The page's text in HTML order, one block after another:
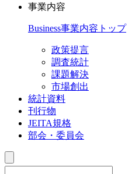
事業内容
Business事業内容トップ
政策提言
調査統計
課題解決
市場創出
統計資料
刊行物
JEITA規格
部会・委員会